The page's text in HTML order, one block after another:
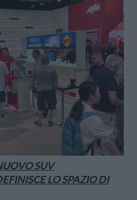
SUV
LO SPAZIO DI